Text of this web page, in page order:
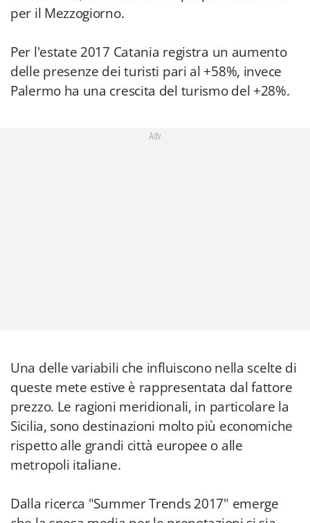
per il Mezzogiorno.
Per l'estate 2017 Catania registra un aumento
delle presenze dei turisti pari al +58%, invece
Palermo ha una crescita del turismo del +28%.
Adv
Una delle variabili che influiscono nella scelte di
queste mete estive è rappresentata dal fattore
prezzo. Le ragioni meridionali, in particolare la
Sicilia, sono destinazioni molto più economiche
rispetto alle grandi città europee o alle
metropoli italiane.
Dalla ricerca "Summer Trends 2017" emerge